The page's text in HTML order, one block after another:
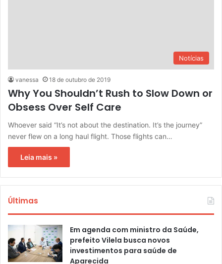
Notícias
vanessa 18 de outubro de 2019
Why You Shouldn’t Rush to Slow Down or
Obsess Over Self Care
Whoever said “It’s not about the destination. It’s the journey”
never flew on a long haul flight. Those flights can…
Leia mais »
Últimas
Em agenda com ministro da Saúde,
prefeito Vilela busca novos
investimentos para saúde de
Aparecida